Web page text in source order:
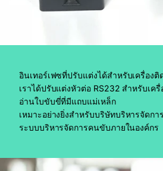
อินเทอร์เฟซที่ปรับแต่งได้สำหรับเครื่องติ
เราได้ปรับแต่งหัวต่อ RS232 สำหรับเค
อ่านใบขับขี่ที่มีแถบแม่เหล็ก
เหมาะอย่างยิ่งสำหรับบริษัทบริหารจัดกา
ระบบบริหารจัดการคนขับภายในองค์กร